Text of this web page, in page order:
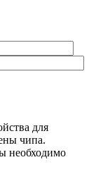
для
чипа.
необходимо